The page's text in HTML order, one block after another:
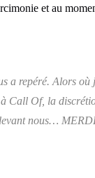
et au
a repéré. Alors
Call Of, la
nous…